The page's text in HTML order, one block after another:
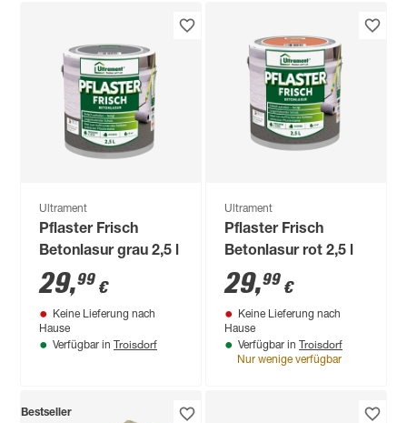
Ultrament
Pflaster Frisch
Betonlasur grau 2,5 l
29,99 €
Keine Lieferung nach
Hause
Verfügbar in Troisdorf
Ultrament
Pflaster Frisch
Betonlasur rot 2,5 l
29,99 €
Keine Lieferung nach
Hause
Verfügbar in Troisdorf
Nur wenige verfügbar
Bestseller